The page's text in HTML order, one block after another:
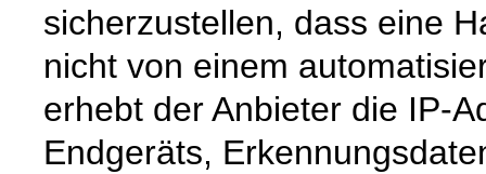
sicherzustellen, dass eine
nicht von einem
erhebt der Anbieter die IP-
Endgeräts,